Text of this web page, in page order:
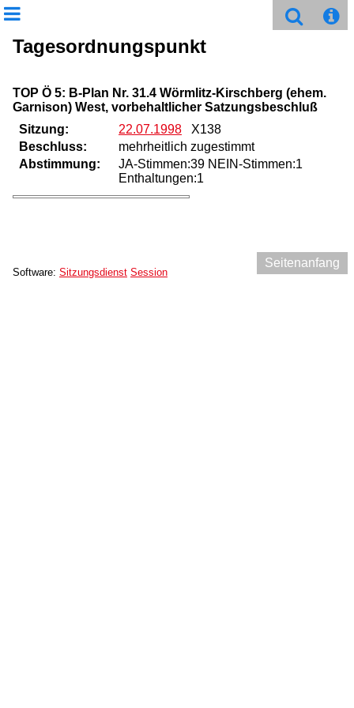
Tagesordnungspunkt
TOP Ö 5: B-Plan Nr. 31.4 Wörmlitz-Kirschberg (ehem.
Garnison) West, vorbehaltlicher Satzungsbeschluß
Sitzung:
22.07.1998 X138
Beschluss:
mehrheitlich zugestimmt
Abstimmung:
JA-Stimmen:39 NEIN-Stimmen:1
Enthaltungen:1
Seitenanfang
Software: Sitzungsdienst Session